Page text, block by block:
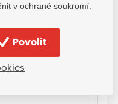
685,70Kč
v ochraně soukromí.
Povolit